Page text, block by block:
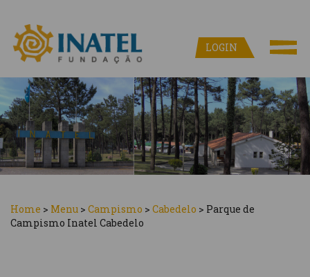
LOGIN
Home > Menu > Campismo > Cabedelo > Parque de
Campismo Inatel Cabedelo